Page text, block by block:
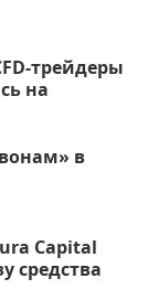
трейдеры
на
в
Capital
средства